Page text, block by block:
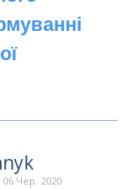
06 Чер. 2020